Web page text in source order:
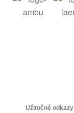
Užitočné odkazy